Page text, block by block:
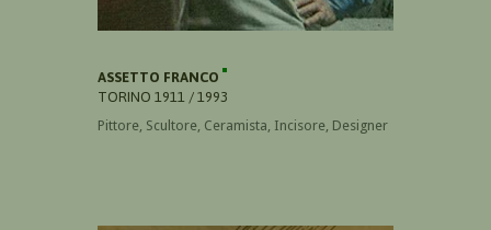
ASSETTO FRANCO
TORINO 1911 / 1993
Pittore, Scultore, Ceramista, Incisore, Designer